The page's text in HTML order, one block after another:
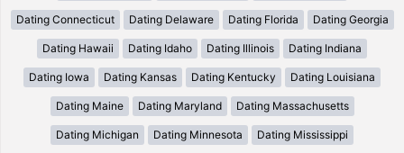
Dating Connecticut Dating Delaware Dating Florida Dating Georgia
Dating Hawaii Dating Idaho Dating Illinois Dating Indiana
Dating Iowa Dating Kansas Dating Kentucky Dating Louisiana
Dating Maine Dating Maryland Dating Massachusetts
Dating Michigan Dating Minnesota Dating Mississippi